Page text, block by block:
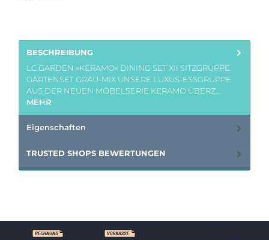
BESCHREIBUNG
LC GARDEN »KERAMO« DINING SET XII SITZGRUPPE
GARTENSET GRAU-MIX UNSERE LUXUS-ESSGRUPPE
AUS DER NEUEN MÖBELSERIE KERAMO ÜBERZ…
MEHR
Eigenschaften
TRUSTED SHOPS BEWERTUNGEN